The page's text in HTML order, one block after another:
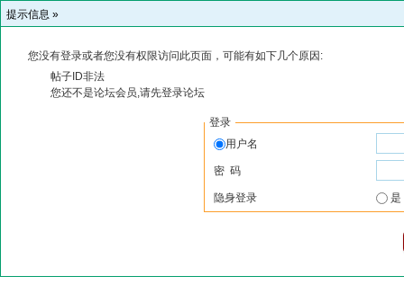
提示信息 »
您没有登录或者您没有权限访问此页面，可能有如下几个原因:
帖子ID非法
您还不是论坛会员,请先登录论坛
登录
用户名
密 码
隐身登录